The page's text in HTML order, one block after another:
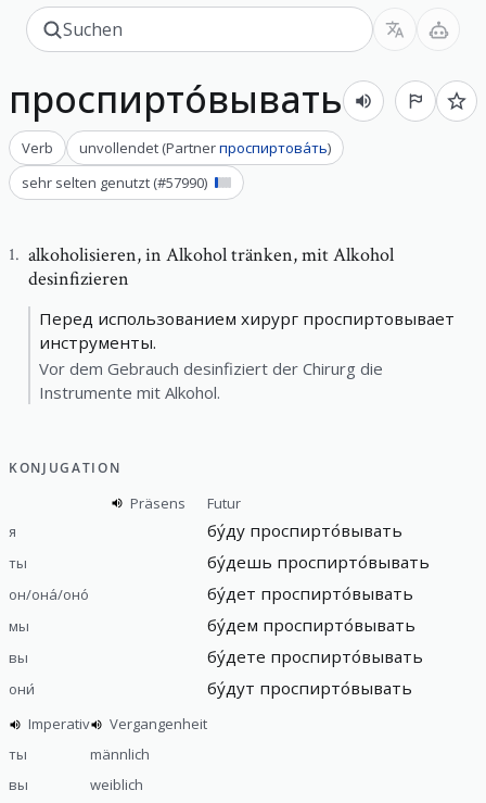
проспирто́вывать
Verb unvollendet (Partnerпроспиртова́ть)
sehr selten genutzt (#57990)
1. alkoholisieren,in Alkohol tränken, mit Alkohol
desinfizieren
Перед использованием хирург проспиртовывает
инструменты.
Vor dem Gebrauch desinfiziert der Chirurg die
Instrumente mit Alkohol.
KONJUGATION
Präsens
Futur
я
бу́ду проспирто́вывать
ты бу́дешь проспирто́вывать
он/она́/оно́ бу́дет проспирто́вывать
мы бу́дем проспирто́вывать
вы бу́дете проспирто́вывать
они́ бу́дут проспирто́вывать
Imperativ
ты
вы
Vergangenheit
männlich
weiblich